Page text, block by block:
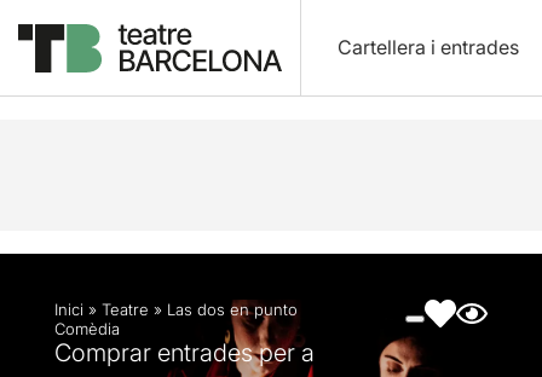
Cartellera i entrades
Descripció Fitxa artística Fotos i vídeos
Inici » Teatre » Las dos en punto
Comèdia
Comprar entrades per a